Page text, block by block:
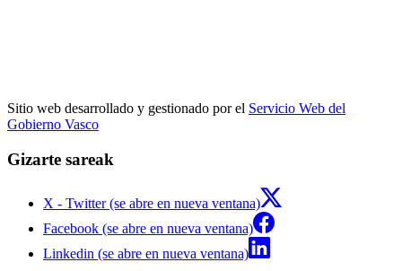
Sitio web desarrollado y gestionado por el Servicio Web del
Gobierno Vasco
Gizarte sareak
X - Twitter (se abre en nueva ventana)
Facebook (se abre en nueva ventana)
Linkedin (se abre en nueva ventana)